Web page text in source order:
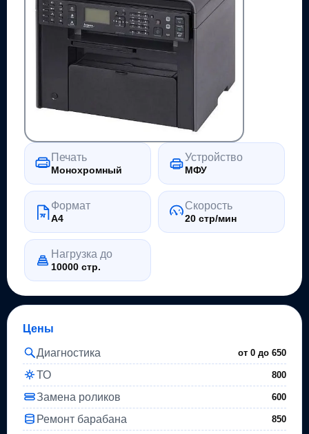
Печать
Монохромный
Устройство
МФУ
Формат
A4
Скорость
20 стр/мин
Нагрузка до
10000 стр.
Цены
Диагностика
от 0 до650
ТО 800
Замена роликов 600
Ремонт барабана 850